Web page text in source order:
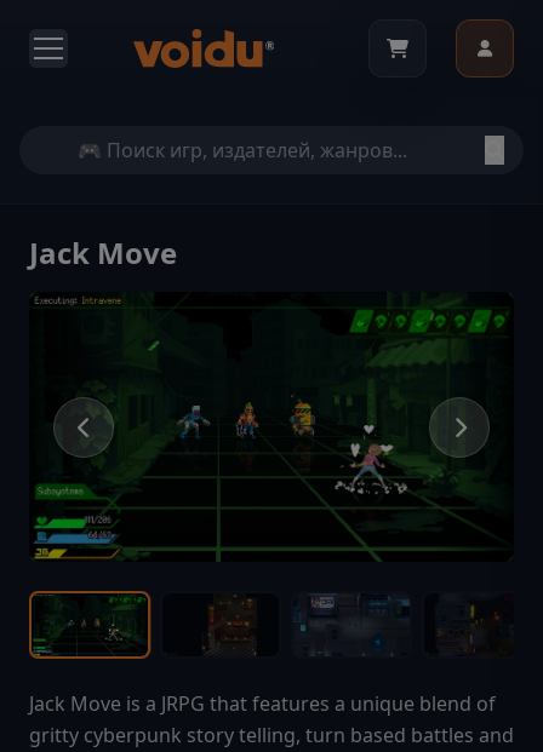
Jack Move
Jack Move is a JRPG that features a unique blend of
gritty cyberpunk story telling, turn based battles and